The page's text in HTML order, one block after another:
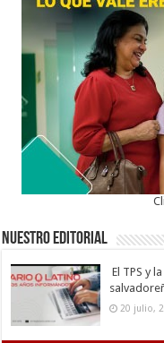
Nuestro Editorial
El TPS y
20 julio,